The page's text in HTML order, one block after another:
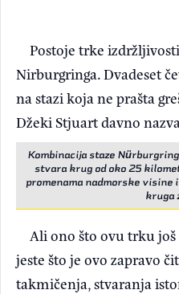
Postoje trke
Nirburgringa. Dvadeset
na stazi koja ne prašta
Džeki Stjuart davno
Kombinacija staze
stvara krug od oko 25
promenama nadmorske
kruga
Ali ono što ovu trku
jeste što je ovo zapravo
takmičenja, stvaranja